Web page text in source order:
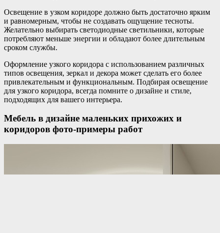
Освещение в узком коридоре должно быть достаточно ярким
и равномерным, чтобы не создавать ощущение тесноты.
Желательно выбирать светодиодные светильники, которые
потребляют меньше энергии и обладают более длительным
сроком службы.
Оформление узкого коридора с использованием различных
типов освещения, зеркал и декора может сделать его более
привлекательным и функциональным. Подбирая освещение
для узкого коридора, всегда помните о дизайне и стиле,
подходящих для вашего интерьера.
Мебель в дизайне маленьких прихожих и
коридоров фото-примеры работ